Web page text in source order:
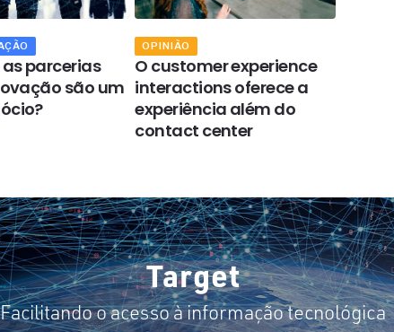
as parcerias
são um
OPINIÃO
O customer experience
interactions oferece a
experiência além do
contact center
Target
Facilitando o acesso à informação tecnológica